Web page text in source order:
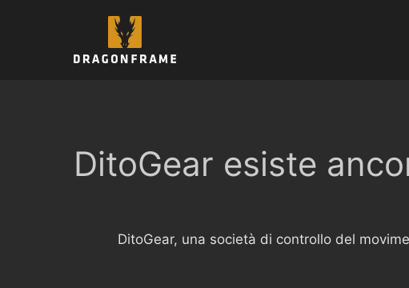
DitoGear esiste
DitoGear, una società di controllo del